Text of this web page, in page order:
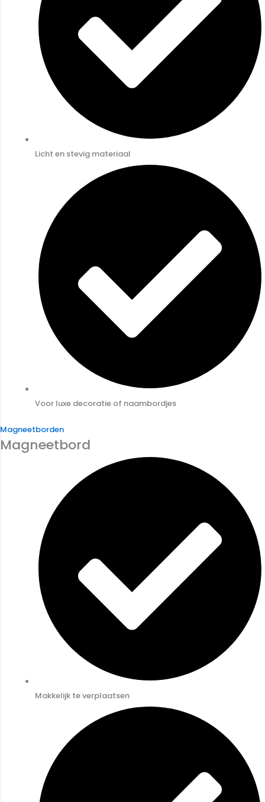
Licht en stevig materiaal
Voor luxe decoratie of naambordjes
Magneetborden
Magneetbord
Makkelijk te verplaatsen